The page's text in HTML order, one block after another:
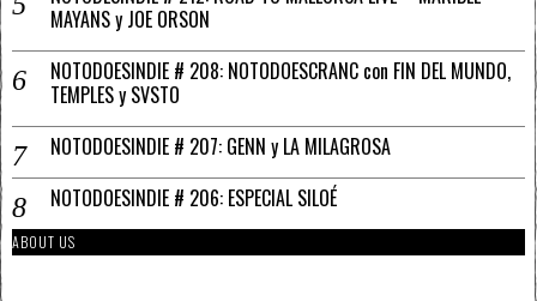
MAYANS y JOE ORSON
NOTODOESINDIE # 208: NOTODOESCRANC con FIN DEL MUNDO,
TEMPLES y SVSTO
NOTODOESINDIE # 207: GENN y LA MILAGROSA
NOTODOESINDIE # 206: ESPECIAL SILOÉ
ABOUT US